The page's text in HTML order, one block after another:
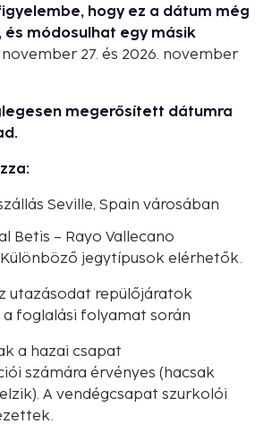
hogy ez a dátum még
és módosulhat egy másik
november 27. és 2026. november
megerősített dátumra
Seville, Spain városában
Betis – Rayo Vallecano
jegytípusok elérhetők.
utazásodat repülőjáratok
a foglalási folyamat során
a hazai csapat
számára érvényes (hacsak
A vendégcsapat szurkolói